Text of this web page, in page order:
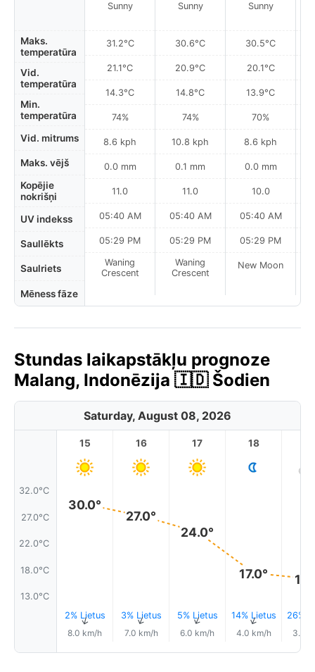
Maks.
temperatūra
Vid.
temperatūra
Min.
temperatūra
Vid. mitrums
Maks. vējš
Kopējie
nokrišņi
UV indekss
Saullēkts
Saulriets
Mēness fāze
Sunny
31.2°C
21.1°C
14.3°C
74%
8.6 kph
0.0 mm
11.0
05:40 AM
05:29 PM
Waning
Crescent
Sunny
30.6°C
20.9°C
14.8°C
74%
10.8 kph
0.1 mm
11.0
05:40 AM
05:29 PM
Waning
Crescent
Sunny
30.5°C
20.1°C
13.9°C
70%
8.6 kph
0.0 mm
10.0
05:40 AM
05:29 PM
New Moon
Stundas laikapstākļu prognoze
Malang, Indonēzija 🇮🇩 Šodien
Saturday, August 08, 2026
32.0°C
27.0°C
22.0°C
18.0°C
13.0°C
15
30.0°
2% Lietus
↑
8.0 km/h
16
27.0°
3% Lietus
↑
7.0 km/h
17
24.0°
5% Lietus
↑
6.0 km/h
18
17.0°
14% Lietus
↑
4.0 km/h
26%
3.0